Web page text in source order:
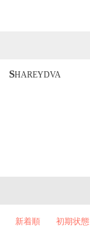
SHAREYDVA
新着順 初期状態